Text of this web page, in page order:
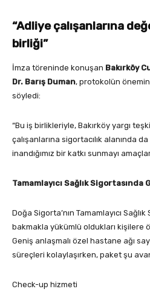
“Adliye çalışanlarına
birliği”
İmza töreninde konuşan Bakırköy
Dr. Barış Duman, protokolün
söyledi:
“Bu iş birlikleriyle, Bakırköy yargı
çalışanlarına sigortacılık alanında
inandığımız bir katkı sunmayı
Tamamlayıcı Sağlık Sigortasında
Doğa Sigorta’nın Tamamlayıcı
bakmakla yükümlü oldukları kişilere
Geniş anlaşmalı özel hastane ağı
süreçleri kolaylaşırken, paket şu
Check-up hizmeti